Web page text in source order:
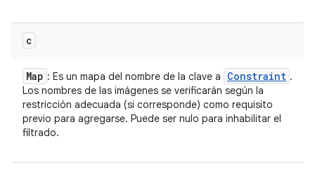
c
Map : Es un mapa del nombre de la clave a Constraint .
Los nombres de las imágenes se verificarán según la
restricción adecuada (si corresponde) como requisito
previo para agregarse. Puede ser nulo para inhabilitar el
filtrado.